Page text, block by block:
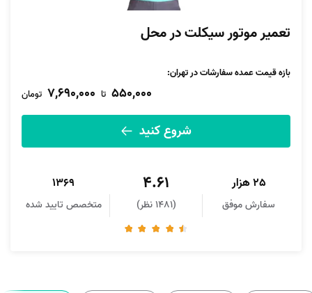
تعمیر موتور سیکلت در محل
بازه قیمت عمده سفارشات در تهران:
550,000 تا 7,690,000 تومان
شروع کنید
25 هزار
سفارش موفق
4.61
(1481 نظر)
1369
متخصص تایید شده